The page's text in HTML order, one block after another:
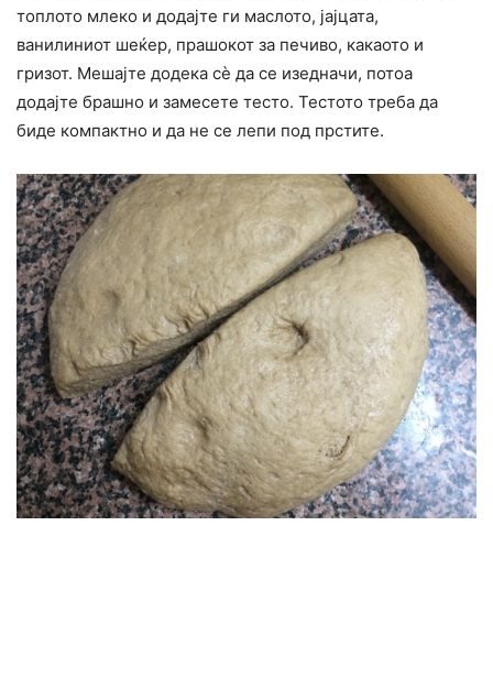
топлото млеко и додајте ги маслото, јајцата,
ванилиниот шеќер, прашокот за печиво, какаото и
гризот. Мешајте додека сè да се изедначи, потоа
додајте брашно и замесете тесто. Тестото треба да
биде компактно и да не се лепи под прстите.